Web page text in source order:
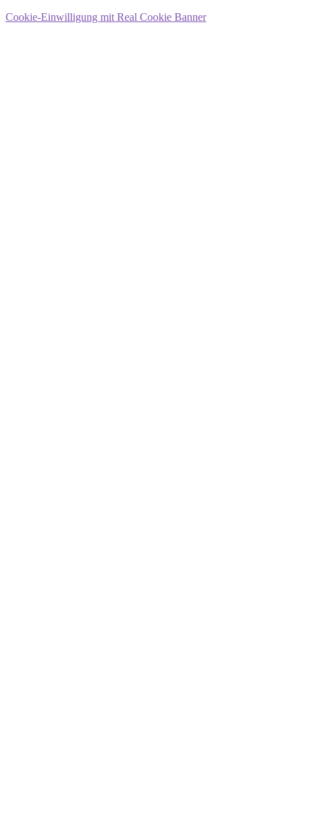
Cookie-Einwilligung mit Real Cookie Banner